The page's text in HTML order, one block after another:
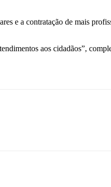
e a contratação de mais
aos cidadãos”,